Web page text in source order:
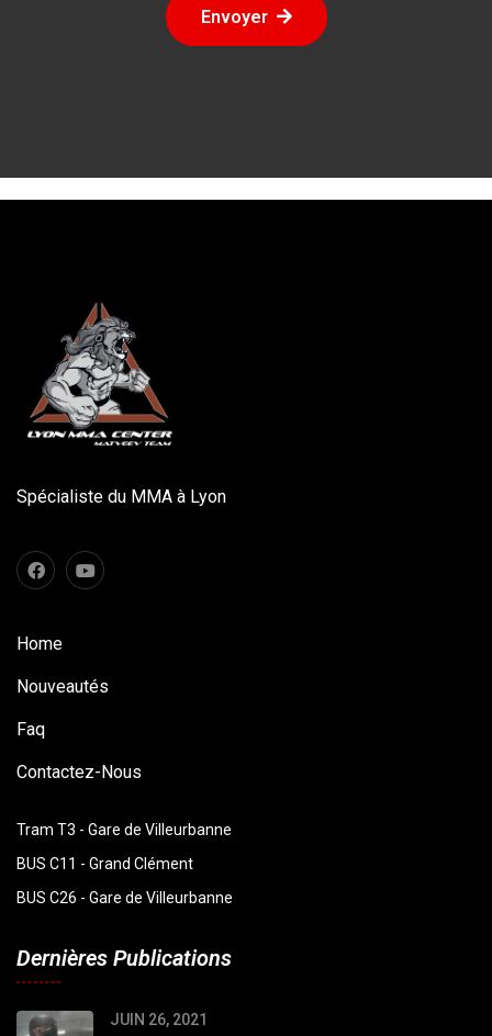
Envoyer
Spécialiste du MMA à Lyon
Home
Nouveautés
Faq
Contactez-Nous
Tram T3 - Gare de Villeurbanne
BUS C11 - Grand Clément
BUS C26 - Gare de Villeurbanne
Dernières Publications
JUIN 26, 2021